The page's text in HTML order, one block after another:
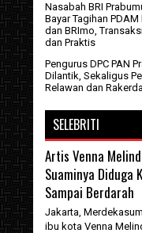
Nasabah BRI
Bayar Tagihan
dan BRImo,
dan Praktis
Pengurus DPC PAN
Dilantik, Sekaligus
Relawan dan
SELEBRITI
Artis Venna
Suaminya Diduga
Sampai Berdarah
Jakarta,
ibu kota Venna